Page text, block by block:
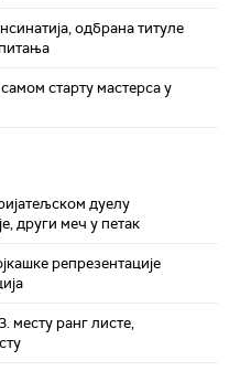
одбрана титуле
старту мастерса у
дуелу
други меч у петак
репрезентације
месту ранг листе,